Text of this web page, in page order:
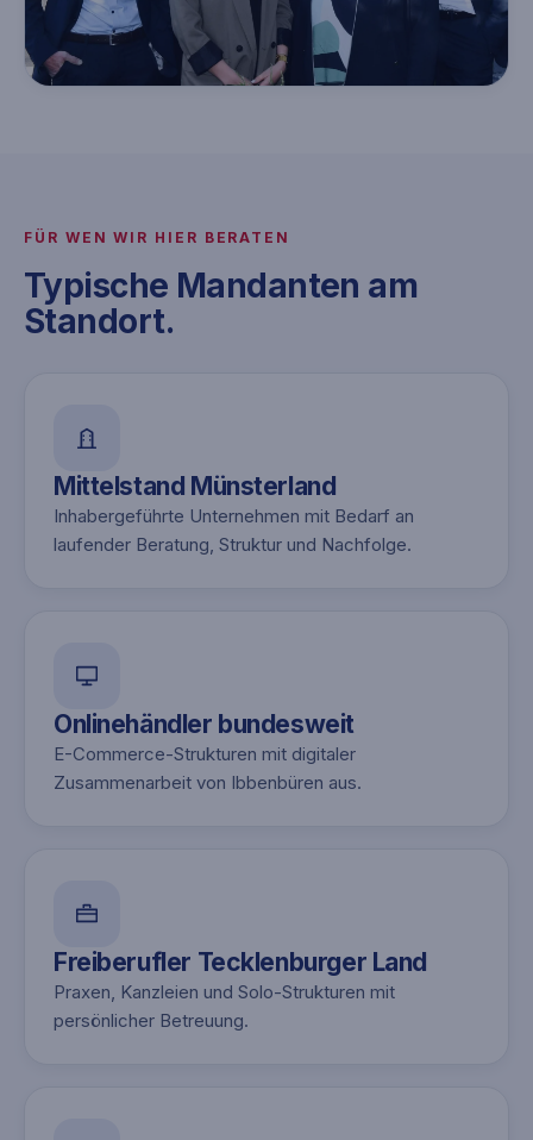
FÜR WEN WIR HIER BERATEN
Typische Mandanten am
Standort.
Mittelstand Münsterland
Inhabergeführte Unternehmen mit Bedarf an
laufender Beratung, Struktur und Nachfolge.
Onlinehändler bundesweit
E-Commerce-Strukturen mit digitaler
Zusammenarbeit von Ibbenbüren aus.
Freiberufler Tecklenburger Land
Praxen, Kanzleien und Solo-Strukturen mit
persönlicher Betreuung.